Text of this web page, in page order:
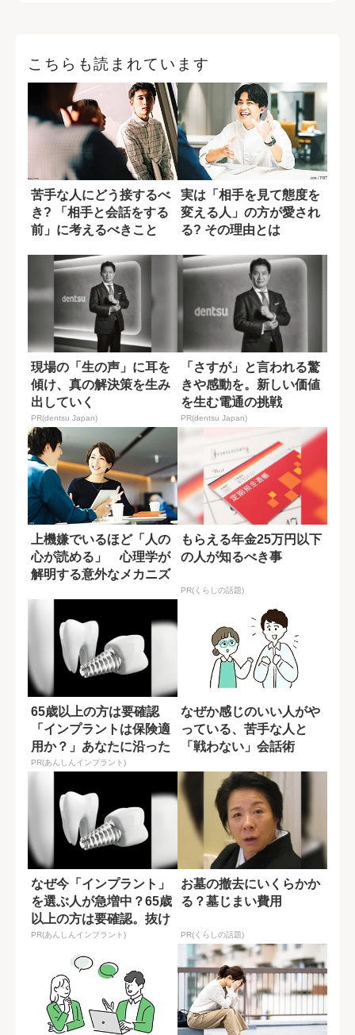
こちらも読まれています
苦手な人にどう接するべ
き? 「相手と会話をする
前」に考えるべきこと
実は「相手を見て態度を
変える人」の方が愛され
る? その理由とは
現場の「生の声」に耳を
傾け、真の解決策を生み
出していく
PR(dentsu Japan)
「さすが」と言われる驚
きや感動を。新しい価値
を生む電通の挑戦
PR(dentsu Japan)
上機嫌でいるほど「人の
心が読める」 心理学が
解明する意外なメカニズ
もらえる年金25万円以下
の人が知るべき事
PR(くらしの話題)
65歳以上の方は要確認
「インプラントは保険適
用か？」あなたに沿った
治療法や費用を...
PR(あんしんインプラント)
なぜか感じのいい人がや
っている、苦手な人と
「戦わない」会話術
なぜ今「インプラント」
を選ぶ人が急増中？65歳
以上の方は要確認。抜け
た歯の放置は...
PR(あんしんインプラント)
お墓の撤去にいくらかか
る？墓じまい費用
PR(くらしの話題)